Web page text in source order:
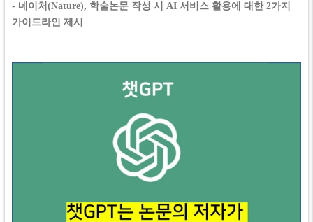
- 네이처(Nature), 학술논문 작성 시 AI 서비스 활용에 대한 2가지
가이드라인 제시